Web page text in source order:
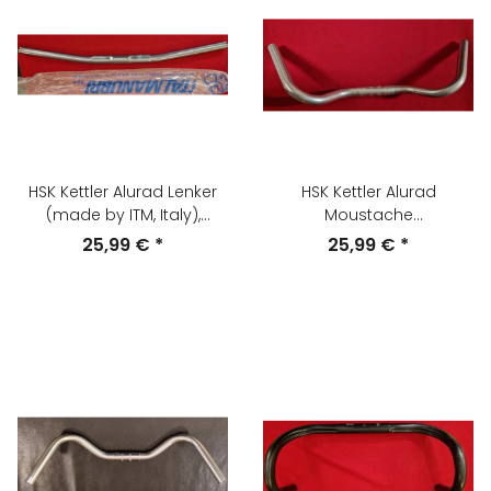
HSK Kettler Alurad Lenker
(made by ITM, Italy),
615mm breit, 25,4mm
25,99 € *
HSK Kettler Alurad
Moustache
Rennrad-/Tourenlenker,
25,99 € *